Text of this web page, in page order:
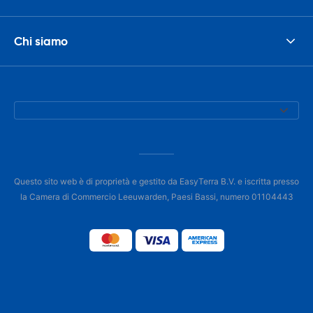
Chi siamo
Questo sito web è di proprietà e gestito da EasyTerra B.V. e iscritta presso
la Camera di Commercio Leeuwarden, Paesi Bassi, numero 01104443